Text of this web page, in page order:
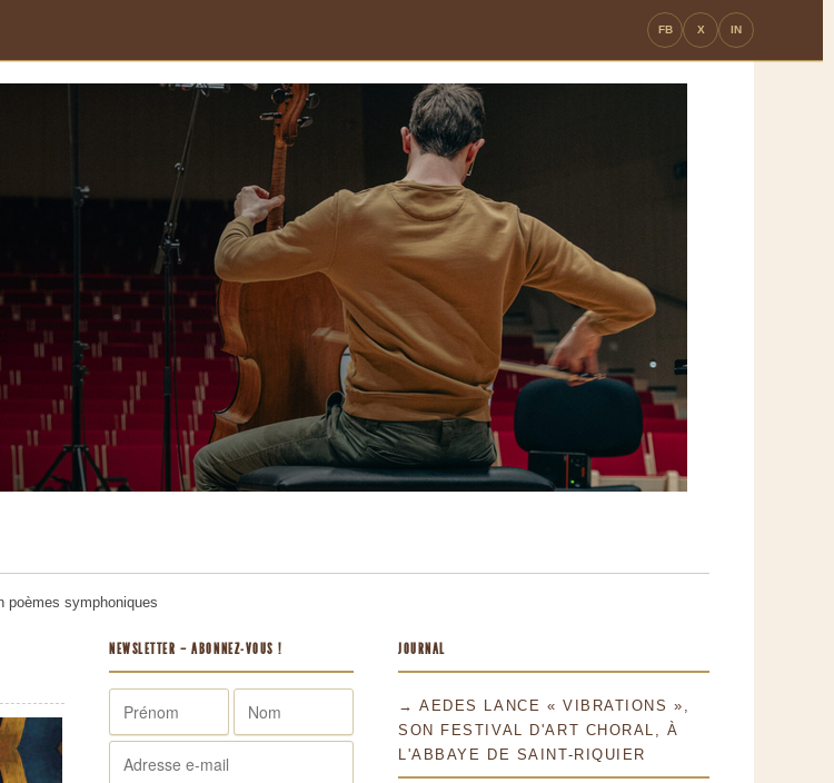
FB X IN
poèmes symphoniques
NEWSLETTER – ABONNEZ-VOUS ! JOURNAL
→ AEDES LANCE « VIBRATIONS »,
SON FESTIVAL D'ART CHORAL, À
L'ABBAYE DE SAINT-RIQUIER